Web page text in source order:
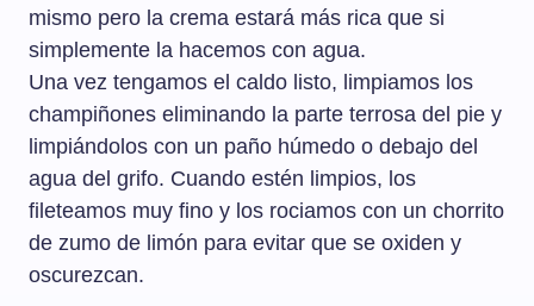
mismo pero la crema estará más rica que si
simplemente la hacemos con agua.
Una vez tengamos el caldo listo, limpiamos los
champiñones eliminando la parte terrosa del pie y
limpiándolos con un paño húmedo o debajo del
agua del grifo. Cuando estén limpios, los
fileteamos muy fino y los rociamos con un chorrito
de zumo de limón para evitar que se oxiden y
oscurezcan.